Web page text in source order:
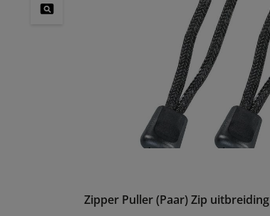
Zipper Puller (Paar) Zip uitbreiding